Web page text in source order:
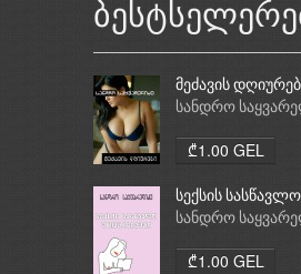
მეძავის
სანდრო
₾1.00 GEL
სექსის
სანდრო
₾1.00 GEL